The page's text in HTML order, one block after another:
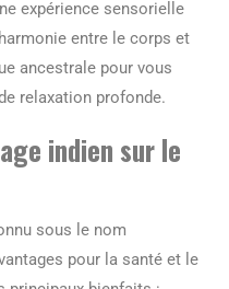
expérience sensorielle
entre le corps et
ancestrale pour vous
relaxation profonde.
indien sur le
sous le nom
pour la santé et le